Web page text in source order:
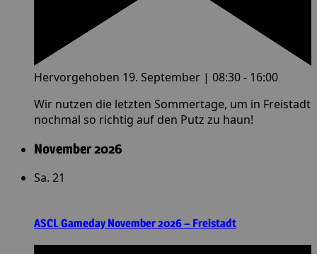
Hervorgehoben 19. September | 08:30- 16:00
Wir nutzen die letzten Sommertage, um in Freistadt
nochmal so richtig auf den Putz zu haun!
November 2026
Sa. 21
ASCL Gameday November 2026 – Freistadt